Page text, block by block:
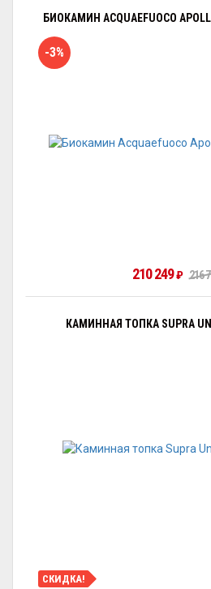
БИОКАМИН ACQUAEFUOCO
-3%
210 249₽ 216
КАМИННАЯ ТОПКА SUPRA
СКИДКА!